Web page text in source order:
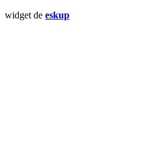
widget de eskup